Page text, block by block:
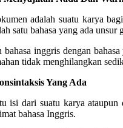
adalah suatu karya
satu bahasa yang ada
inggris dengan
tidak menghilangkan
Yang Ada
isi dari suatu karya
bahasa Inggris.